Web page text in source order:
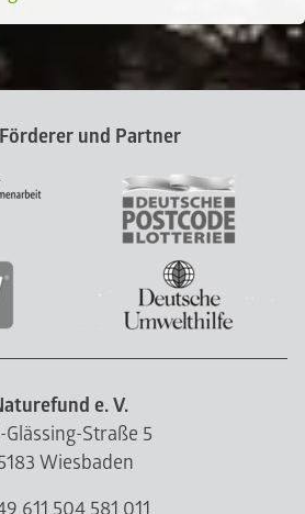
und Partner
e. V.
Glässing-Straße 5
Wiesbaden
611 504 581 011